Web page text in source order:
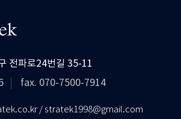
전파로24번길 35-11
fax. 070-7500-7914
/ stratek1998@gmail.com